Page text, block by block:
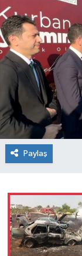
Paylaş